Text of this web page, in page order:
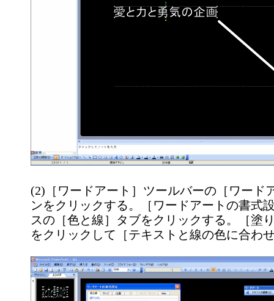
(2)［ワードアート］ツールバーの［ワード
ンをクリックする。［ワードアートの書式
スの［色と線］タブをクリックする。［塗
をクリックして［テキストと線の色に合わ